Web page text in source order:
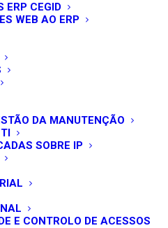
ERP CEGID
WEB AO ERP
DA MANUTENÇÃO
SOBRE IP
E CONTROLO DE ACESSOS
MOBILIDADE
O AJUDAM A GERIR
RÁPIDA E EFICAZ
mais